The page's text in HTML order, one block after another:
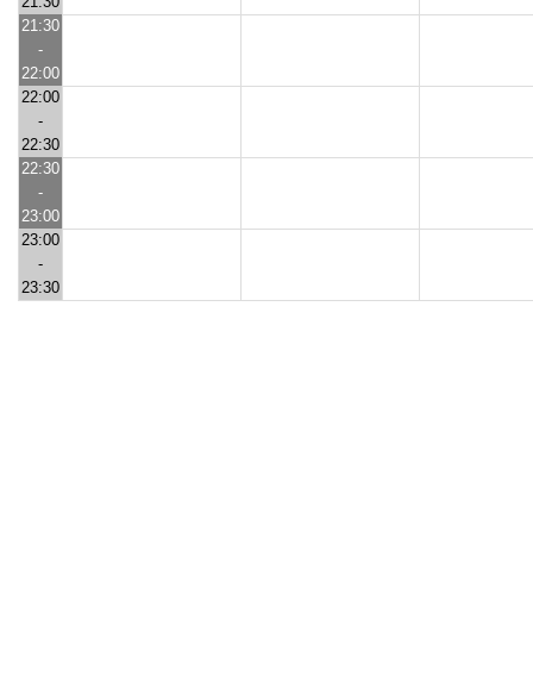
21:30
-
22:00
22:00
-
22:30
22:30
-
23:00
23:00
-
23:30